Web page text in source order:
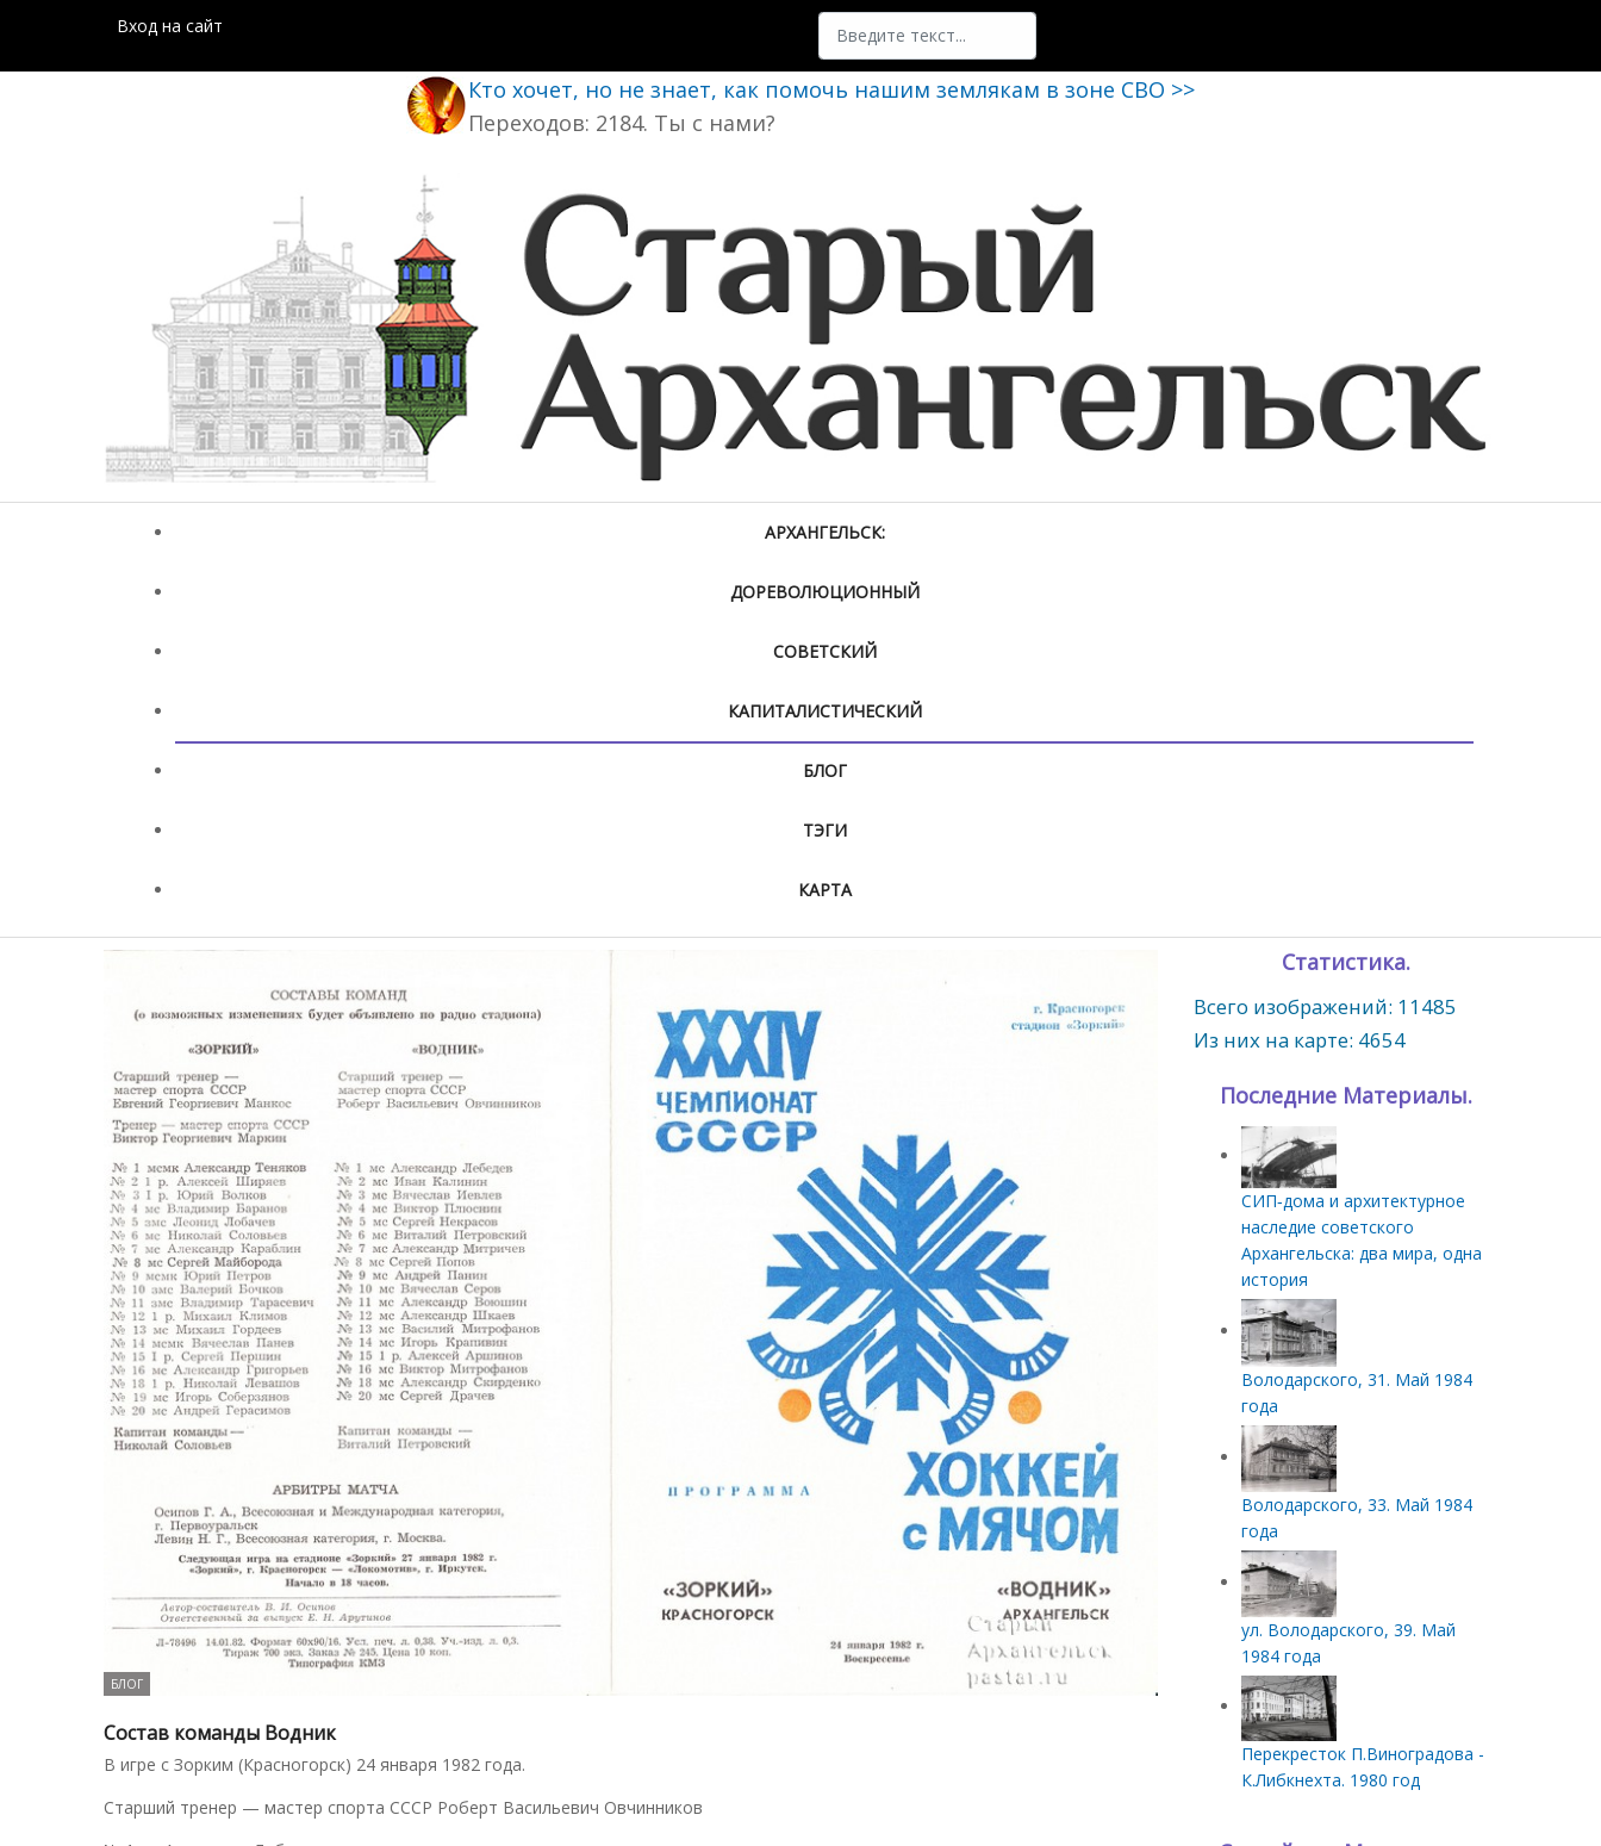
Вход на сайт Поиск
Кто хочет, но не знает, как помочь нашим землякам в зоне СВО >>
Переходов: 2184. Ты с нами?
АРХАНГЕЛЬСК:
ДОРЕВОЛЮЦИОННЫЙ
СОВЕТСКИЙ
КАПИТАЛИСТИЧЕСКИЙ
БЛОГ
ТЭГИ
КАРТА
БЛОГ
Состав команды Водник
В игре с Зорким (Красногорск) 24 января 1982 года.
Старший тренер — мастер спорта СССР Роберт Васильевич Овчинников
Статистика.
Всего изображений: 11485
Из них на карте: 4654
Последние Материалы.
СИП‑дома и архитектурное
наследие советского
Архангельска: два мира, одна
история
Володарского, 31. Май 1984
года
Володарского, 33. Май 1984
года
ул. Володарского, 39. Май
1984 года
Перекресток П.Виноградова -
К.Либкнехта. 1980 год